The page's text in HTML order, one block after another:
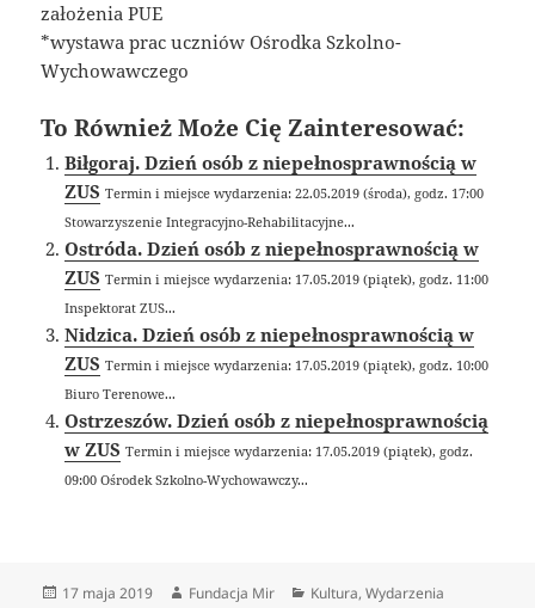
założenia PUE
*wystawa prac uczniów Ośrodka Szkolno-
Wychowawczego
To Również Może Cię Zainteresować:
Biłgoraj. Dzień osób z niepełnosprawnością w
ZUS Termin i miejsce wydarzenia: 22.05.2019 (środa), godz. 17:00
Stowarzyszenie Integracyjno-Rehabilitacyjne...
Ostróda. Dzień osób z niepełnosprawnością w
ZUS Termin i miejsce wydarzenia: 17.05.2019 (piątek), godz. 11:00
Inspektorat ZUS...
Nidzica. Dzień osób z niepełnosprawnością w
ZUS Termin i miejsce wydarzenia: 17.05.2019 (piątek), godz. 10:00
Biuro Terenowe...
Ostrzeszów. Dzień osób z niepełnosprawnością
w ZUS Termin i miejsce wydarzenia: 17.05.2019 (piątek), godz.
09:00 Ośrodek Szkolno-Wychowawczy...
Data
17 maja 2019 Autor
Fundacja Mir Kategorie
Kultura,Wydarzenia